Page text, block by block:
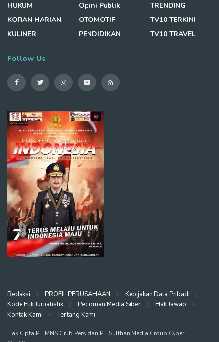
HUKUM
KORAN HARIAN
KULINER
Opini Publik
OTOMOTIF
PENDIDIKAN
TRENDING
TV10 TERKINI
TV10 TRAVEL
Follow Us
Redaksi PROFIL PERUSAHAAN
Kebijakan Data Pribadi
Kode Etik Jurnalistik
Pedoman Media Siber
Hak Jawab
Kontak Kami
Tentang Kami
Hak Cipta PT. MNS Grub Pers dan PT. Sulthan Media Group Cyber